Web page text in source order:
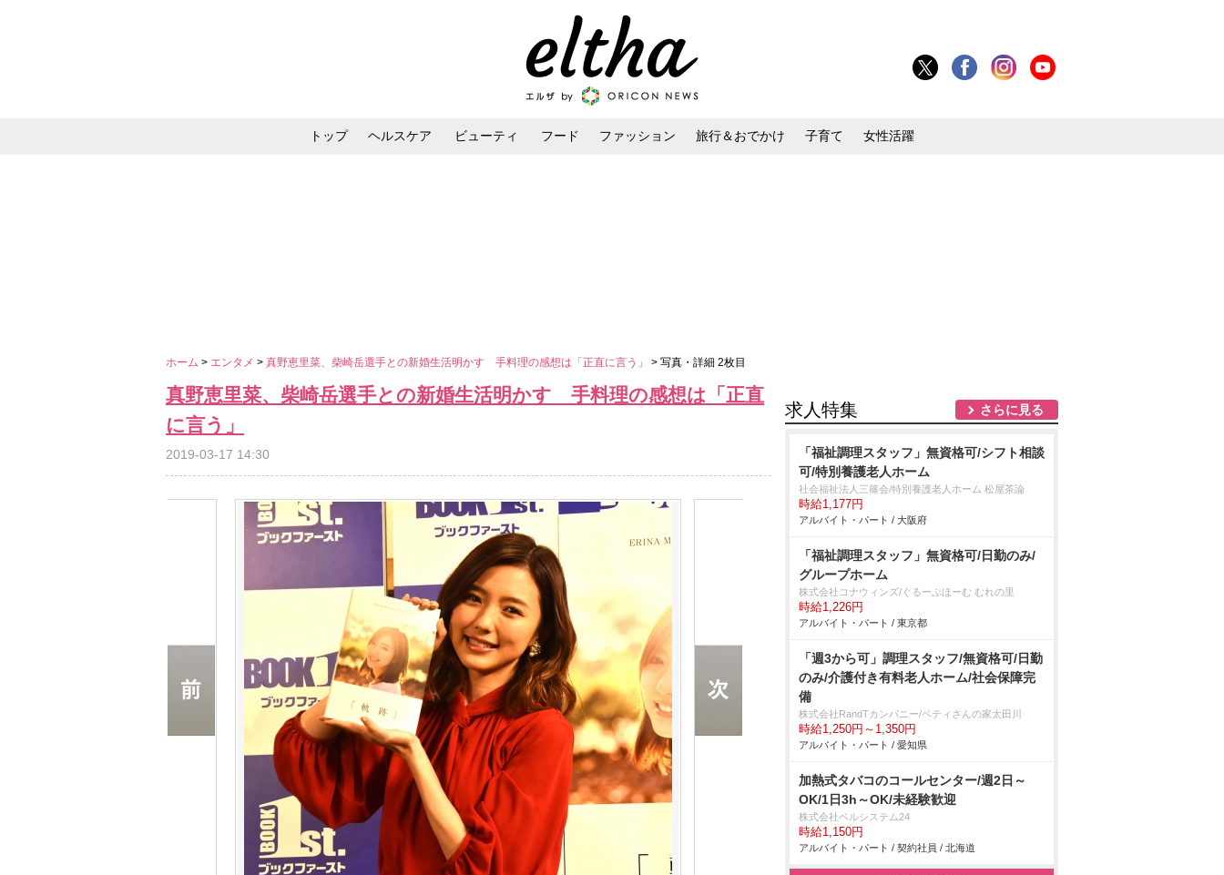
トップ ヘルスケア ビューティ フード ファッション 旅行＆おでかけ 子育て 女性活躍
ホーム > エンタメ > 真野恵里菜、柴崎岳選手との新婚生活明かす 手料理の感想は「正直に言う」 > 写真・詳細 2枚目
真野恵里菜、柴崎岳選手との新婚生活明かす 手料理の感想は「正直
に言う」
2019-03-17 14:30
求人特集 さらに見る
「福祉調理スタッフ」無資格可/シフト相談
可/特別養護老人ホーム
社会福祉法人三篠会/特別養護老人ホーム 松屋茶論
時給1,177円
アルバイト・パート / 大阪府
「福祉調理スタッフ」無資格可/日勤のみ/
グループホーム
株式会社コナウィンズ/ぐるーぷほーむ むれの里
時給1,226円
アルバイト・パート / 東京都
「週3から可」調理スタッフ/無資格可/日勤
のみ/介護付き有料老人ホーム/社会保障完
備
株式会社RandTカンパニー/ベティさんの家太田川
時給1,250円～1,350円
アルバイト・パート / 愛知県
加熱式タバコのコールセンター/週2日～
OK/1日3h～OK/未経験歓迎
株式会社ベルシステム24
時給1,150円
アルバイト・パート / 契約社員 / 北海道